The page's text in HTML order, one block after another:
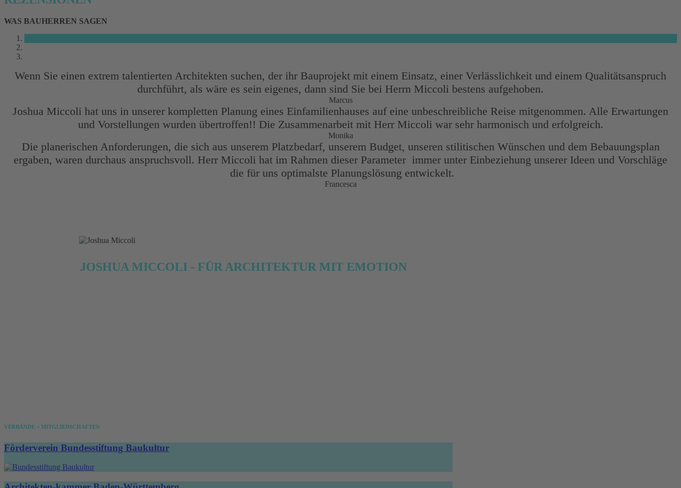
WAS BAUHERREN SAGEN
Wenn Sie einen extrem talentierten Architekten suchen, der ihr Bauprojekt mit einem Einsatz, einer Verlässlichkeit und einem Qualitätsanspruch
durchführt, als wäre es sein eigenes, dann sind Sie bei Herrn Miccoli bestens aufgehoben.
Marcus
Joshua Miccoli hat uns in unserer kompletten Planung eines Einfamilienhauses auf eine unbeschreibliche Reise mitgenommen. Alle Erwartungen
und Vorstellungen wurden übertroffen!! Die Zusammenarbeit mit Herr Miccoli war sehr harmonisch und erfolgreich.
Monika
Die planerischen Anforderungen, die sich aus unserem Platzbedarf, unserem Budget, unseren stilitischen Wünschen und dem Bebauungsplan
ergaben, waren durchaus anspruchsvoll. Herr Miccoli hat im Rahmen dieser Parameter immer unter Einbeziehung unserer Ideen und Vorschläge
die für uns optimalste Planungslösung entwickelt.
Francesca
JOSHUA MICCOLI - FÜR ARCHITEKTUR MIT EMOTION
VERBÄNDE + MITGLIEDSCHAFTEN
Förderverein Bundesstiftung Baukultur